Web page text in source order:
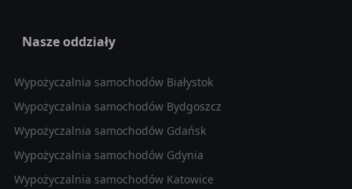
Nasze oddziały
Wypożyczalnia samochodów Białystok
Wypożyczalnia samochodów Bydgoszcz
Wypożyczalnia samochodów Gdańsk
Wypożyczalnia samochodów Gdynia
Wypożyczalnia samochodów Katowice